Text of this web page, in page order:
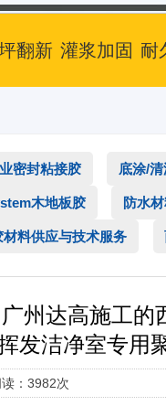
翻新 灌浆加固 耐
密封粘接胶 底涂/清
木地板胶 防水
料供应与技术服务
州达高施工
发洁净室专用
：3982次